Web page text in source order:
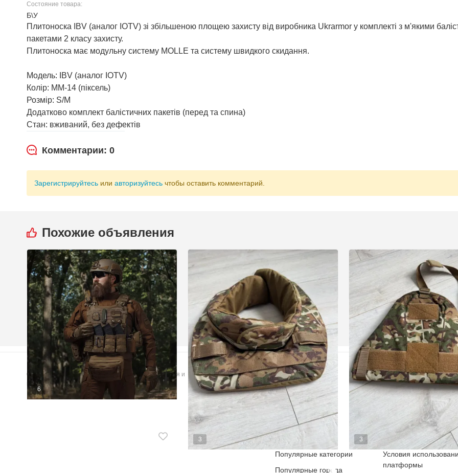
Состояние товара:
Б\У
Плитоноска IBV (аналог IOTV) зі збільшеною площею захисту від виробника Ukrarmor у комплекті з м'якими
пакетами 2 класу захисту.
Плитоноска має модульну систему MOLLE та систему швидкого скидання.
Модель: IBV (аналог IOTV)
Колір: ММ-14 (піксель)
Розмір: S/M
Додатково комплект балістичних пакетів (перед та спина)
Стан: вживаний, без дефектів
Комментарии: 0
Зарегистрируйтесь или авторизуйтесь чтобы оставить комментарий.
Похожие объявления
6
3 3
ЗАХИСТ БАЛІСТИЧНИЙ
© 2026 GUNSHUB™ - доска объявлений для оружия и
милитари товаров
Объявления
Магазины
Для продавцов
Продать оружие
Популярные категории
Популярные города
Блог
Контакты
Реклама /
Реферальная
Условия
платформы